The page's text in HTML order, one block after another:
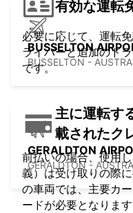
BUSSELTON
BUSSELTON -
GERALDTON
GERALDTON -
有効な運転
必要に応じて、運転
ライバーと追加のド
です。
主に運転す
載されたク
前払いの場合、使用
義）は受け取りの際
の車両では、主要カ
ードが必要となりま